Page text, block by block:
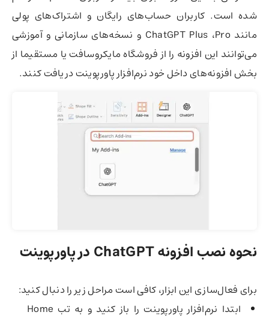
شده است. کاربران حساب‌های رایگان و اشتراک‌های پولی
مانند ChatGPT Plus ،Pro و نسخه‌های سازمانی و آموزشی
می‌توانند این افزونه را از فروشگاه مایکروسافت یا مستقیما از
بخش افزونه‌های داخل خود نرم‌افزار پاورپوینت دریافت کنند.
نحوه نصب افزونه ChatGPT در پاورپوینت
برای فعال‌سازی این ابزار، کافی است مراحل زیر را دنبال کنید:
ابتدا نرم‌افزار پاورپوینت را باز کنید و به تب Home